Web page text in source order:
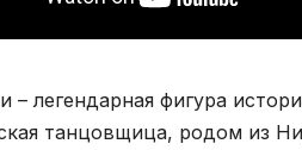
– легендарная фигура
танцовщица, родом из